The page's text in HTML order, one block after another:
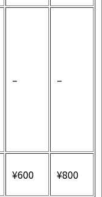
– –
¥600 ¥800